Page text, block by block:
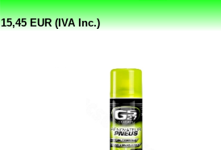
15,45 EUR (IVA Inc.)